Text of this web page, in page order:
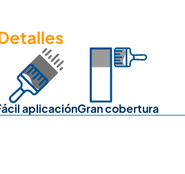
aplicaciónGran cobertura